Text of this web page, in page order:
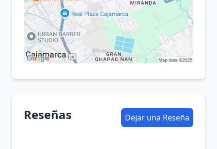
Reseñas Dejar una Reseña